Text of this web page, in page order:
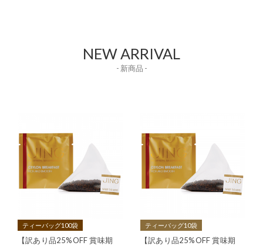
NEW ARRIVAL
- 新商品 -
ティーバッグ100袋
【訳あり品25%OFF 賞味期
ティーバッグ10袋
【訳あり品25%OFF 賞味期